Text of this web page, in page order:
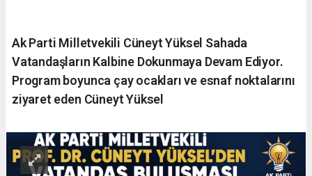
Ak Parti Milletvekili Cüneyt Yüksel Sahada
Vatandaşların Kalbine Dokunmaya Devam Ediyor.
Program boyunca çay ocakları ve esnaf noktalarını
ziyaret eden Cüneyt Yüksel